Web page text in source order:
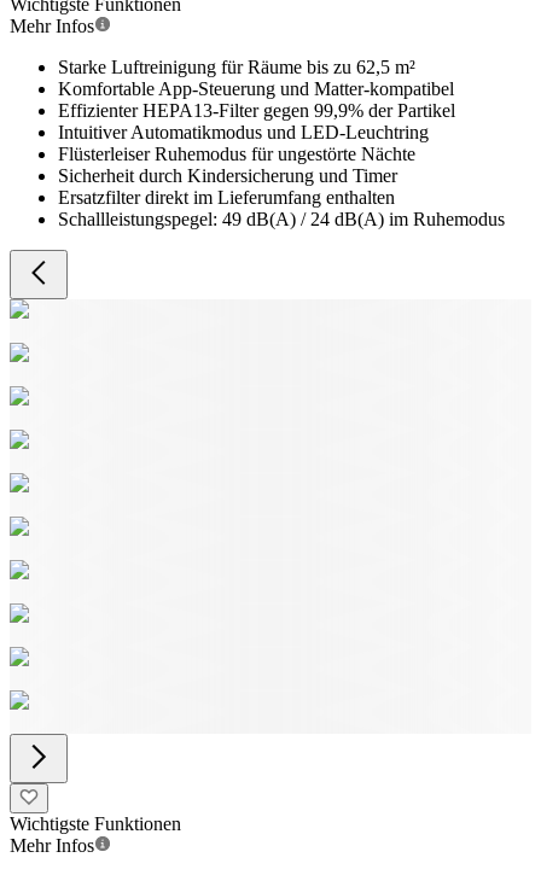
Wichtigste Funktionen
Mehr Infos
Starke Luftreinigung für Räume bis zu 62,5 m²
Komfortable App-Steuerung und Matter-kompatibel
Effizienter HEPA13-Filter gegen 99,9% der Partikel
Intuitiver Automatikmodus und LED-Leuchtring
Flüsterleiser Ruhemodus für ungestörte Nächte
Sicherheit durch Kindersicherung und Timer
Ersatzfilter direkt im Lieferumfang enthalten
Schallleistungspegel: 49 dB(A) / 24 dB(A) im Ruhemodus
Wichtigste Funktionen
Mehr Infos